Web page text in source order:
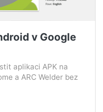
v Google
aplikaci APK na
a ARC Welder bez